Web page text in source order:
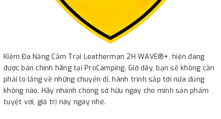
Kiềm Đa Năng Cắm Trại Leatherman 2H WAVE®+, hiện đang
được bán chính hãng tại ProCamping. Giờ đây, bạn sẽ không cần
phải lo lắng về những chuyến đi, hành trình sắp tới nữa đúng
không nào. Hãy nhanh chóng sở hữu ngay cho mình sản phẩm
tuyệt vời, giá trị này ngay nhé.